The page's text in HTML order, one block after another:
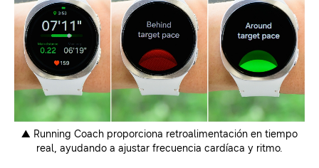
▲ Running Coach proporciona retroalimentación en tiempo
real, ayudando a ajustar frecuencia cardíaca y ritmo.